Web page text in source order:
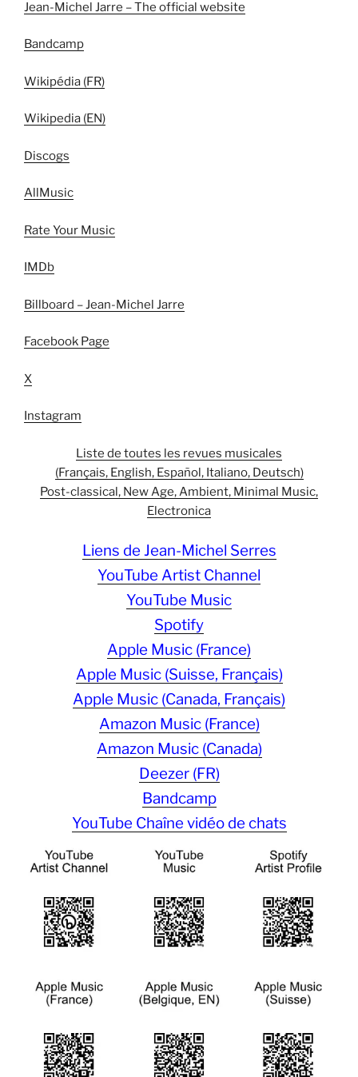
Jean-Michel Jarre – The official website
Bandcamp
Wikipédia (FR)
Wikipedia (EN)
Discogs
AllMusic
Rate Your Music
IMDb
Billboard – Jean-Michel Jarre
Facebook Page
X
Instagram
Liste de toutes les revues musicales
(Français, English, Español, Italiano, Deutsch)
Post-classical, New Age, Ambient, Minimal Music,
Electronica
Liens de Jean-Michel Serres
YouTube Artist Channel
YouTube Music
Spotify
Apple Music (France)
Apple Music (Suisse, Français)
Apple Music (Canada, Français)
Amazon Music (France)
Amazon Music (Canada)
Deezer (FR)
Bandcamp
YouTube Chaîne vidéo de chats